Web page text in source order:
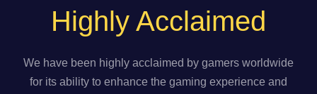
Highly Acclaimed
We have been highly acclaimed by gamers worldwide
for its ability to enhance the gaming experience and